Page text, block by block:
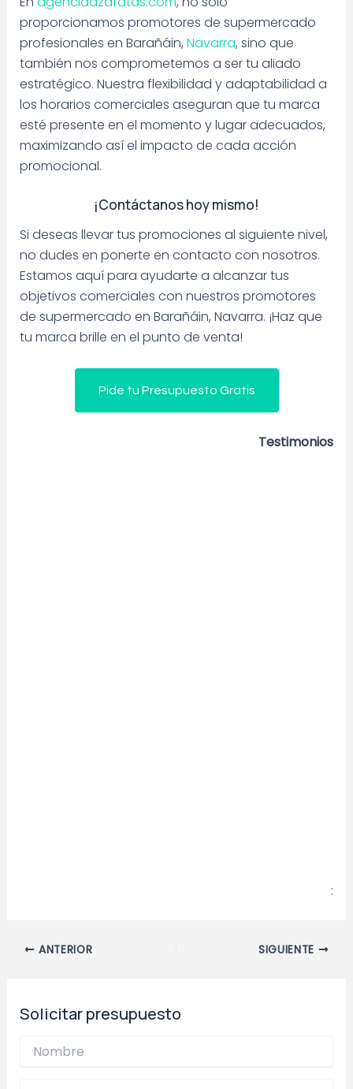
proporcionamos promotores de supermercado
profesionales en Barañáin, Navarra, sino que
también nos comprometemos a ser tu aliado
estratégico. Nuestra flexibilidad y adaptabilidad a
los horarios comerciales aseguran que tu marca
esté presente en el momento y lugar adecuados,
maximizando así el impacto de cada acción
promocional.
¡Contáctanos hoy mismo!
Si deseas llevar tus promociones al siguiente nivel,
no dudes en ponerte en contacto con nosotros.
Estamos aquí para ayudarte a alcanzar tus
objetivos comerciales con nuestros promotores
de supermercado en Barañáin, Navarra. ¡Haz que
tu marca brille en el punto de venta!
Pide tu Presupuesto Gratis
Testimonios
:
Navegación
ANTERIOR SIGUIENTE
Solicitar presupuesto